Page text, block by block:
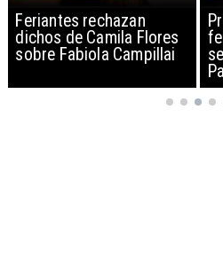
Feriantes rechazan
dichos de Camila Flores
sobre Fabiola Campillai